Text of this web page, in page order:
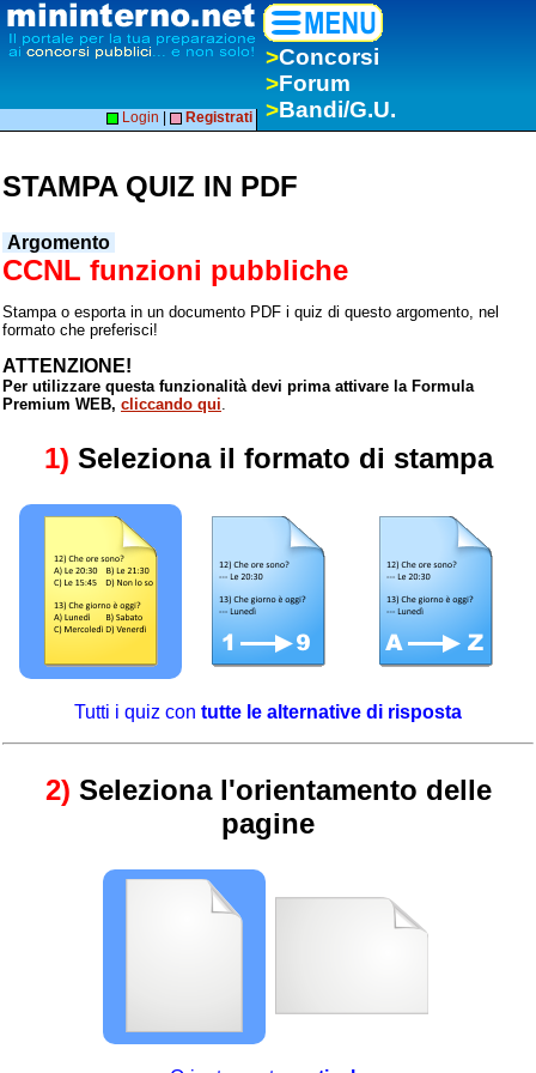
>Concorsi
>Forum
>Bandi/G.U.
Login Registrati
STAMPA QUIZ IN PDF
Argomento
CCNL funzioni pubbliche
Stampa o esporta in un documento PDF i quiz di questo argomento, nel
formato che preferisci!
ATTENZIONE!
Per utilizzare questa funzionalità devi prima attivare la Formula
Premium WEB, cliccando qui
1) Seleziona il formato di stampa
Tutti i quiz con tutte le alternative di risposta
2) Seleziona l'orientamento delle
pagine